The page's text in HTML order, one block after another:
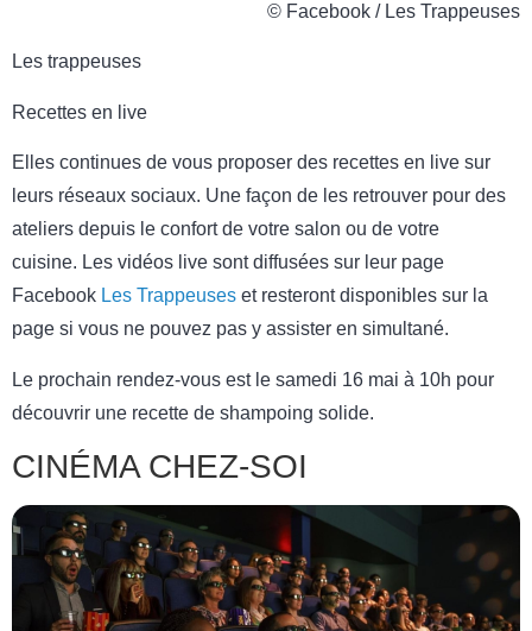
© Facebook / Les Trappeuses
Les trappeuses
Recettes en live
Elles continues de vous proposer des recettes en live sur
leurs réseaux sociaux. Une façon de les retrouver pour des
ateliers depuis le confort de votre salon ou de votre
cuisine. Les vidéos live sont diffusées sur leur page
Facebook Les Trappeuses et resteront disponibles sur la
page si vous ne pouvez pas y assister en simultané.
Le prochain rendez-vous est le samedi 16 mai à 10h pour
découvrir une recette de shampoing solide.
CINÉMA CHEZ-SOI